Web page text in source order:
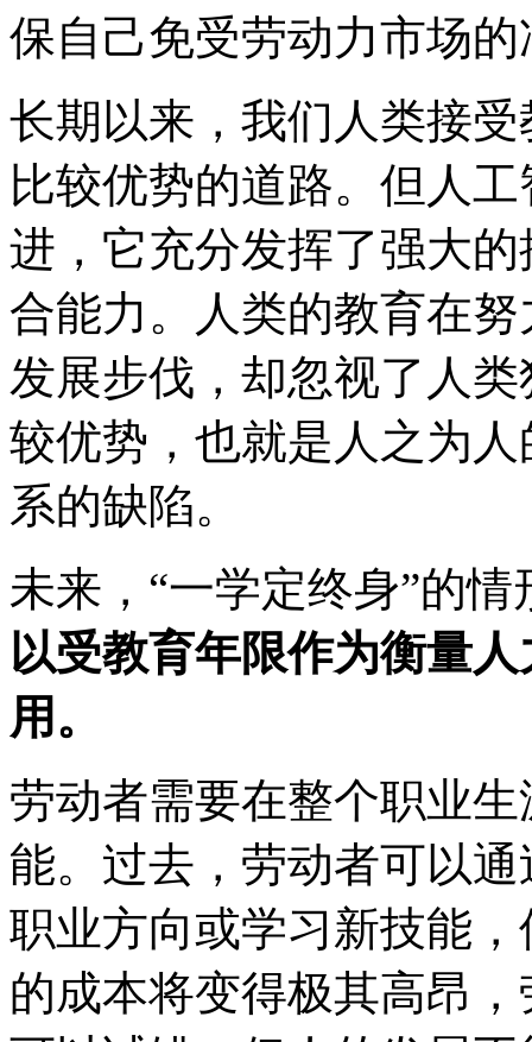
保自己免受劳动力市场的
长期以来，我们人类接
比较优势的道路。但人
进，它充分发挥了强大
合能力。人类的教育在
发展步伐，却忽视了人
较优势，也就是人之为
系的缺陷。
未来，“一学定终身”的
以受教育年限作为衡量
用。
劳动者需要在整个职业
能。过去，劳动者可以
职业方向或学习新技能
的成本将变得极其高昂